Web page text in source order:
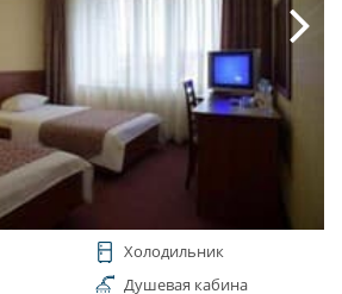
Холодильник
Душевая кабина